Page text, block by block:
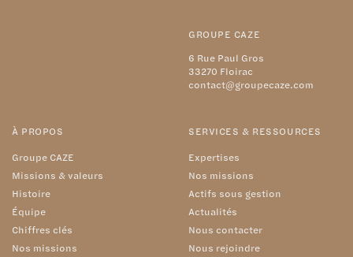
GROUPE CAZE
6 Rue Paul Gros
33270 Floirac
contact@groupecaze.com
À PROPOS
Groupe CAZE
Missions & valeurs
Histoire
Équipe
Chiffres clés
Nos missions
SERVICES & RESSOURCES
Expertises
Nos missions
Actifs sous gestion
Actualités
Nous contacter
Nous rejoindre